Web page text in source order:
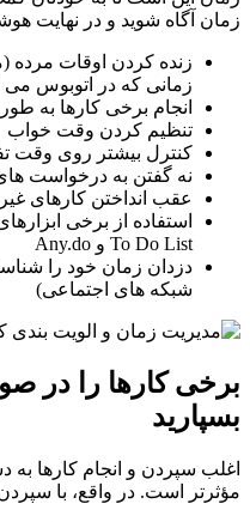
آگاه شوید و در نهایت
زنده کردن اوقات مرده (مثل
زمانی که در اتوبوس می
انجام برخی کارها به طور
تنظیم کردن وقت خواب
کنترل بیشتر روی وقت تفریح
نه گفتن به درخواست های
عقب انداختن کارهای غیر
To Do List و Any.do
دزدان زمان خود را شناسایی
شبکه های اجتماعی)
کارها را در
سپردن و انجام کارها به
است. در واقع، با سپردن